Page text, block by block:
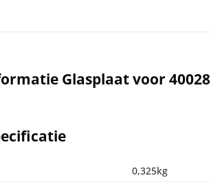
Glasplaat voor 40028
0,325kg